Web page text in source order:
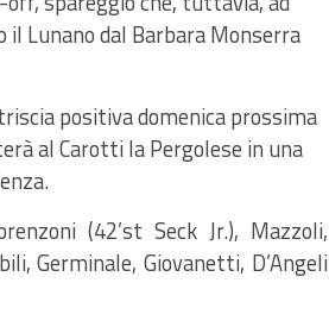
Lunano dal Barbara Monserra
positiva domenica prossima
al Carotti la Pergolese in una
(42’st Seck Jr.), Mazzoli,
Germinale, Giovanetti, D’Angeli